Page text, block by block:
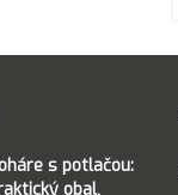
s potlačou:
obal,